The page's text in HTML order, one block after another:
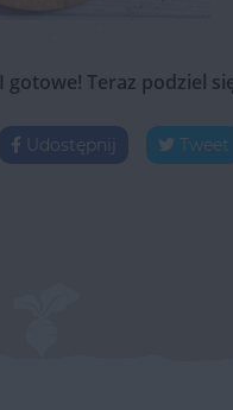
I gotowe! Teraz podziel
Udostępnij Tweet